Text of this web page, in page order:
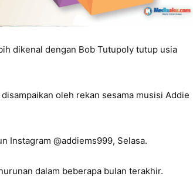
dikenal dengan Bob Tutupoly tutup usia
oleh rekan sesama musisi Addie
Instagram @addiems999, Selasa.
dalam beberapa bulan terakhir.